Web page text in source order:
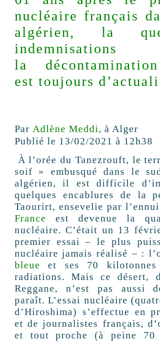
nucléaire français
algérien, la
la
est toujours
Par Adlène Meddi, à Alger
Publié le 13/02/2021 à 12h38
À l’orée du Tanezrouft, le
soif » embusqué dans le
algérien, il est difficile
quelques encablures de la
Taourirt, ensevelie par
France est devenue la
nucléaire. C’était un 13
premier essai – le plus
nucléaire jamais réalisé – :
bleue
et ses 70
radiations. Mais ce désert,
Reggane, n’est pas aussi
paraît. L’essai nucléaire
d’Hiroshima) s’effectue en
et de journalistes français,
et tout proche (à peine 70